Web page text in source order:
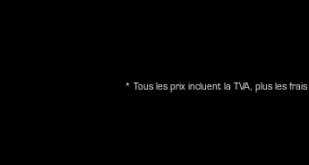
* Tous les prix incluent la TVA, plus les frais